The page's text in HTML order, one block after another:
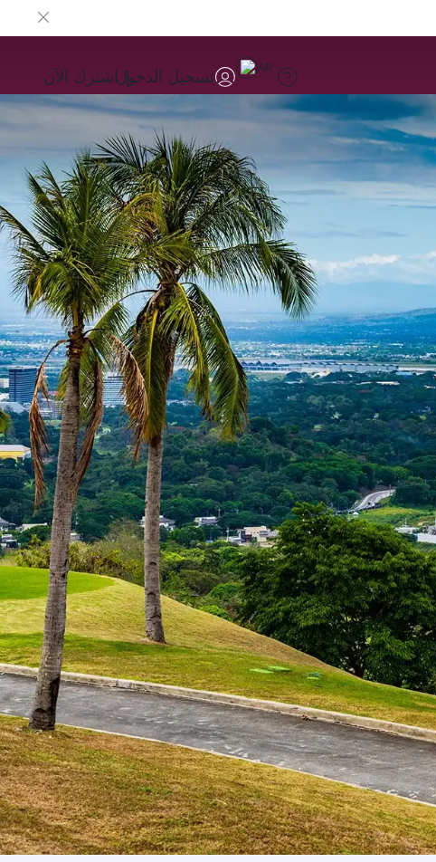
AR تسجيل الدخولاشترك الآن